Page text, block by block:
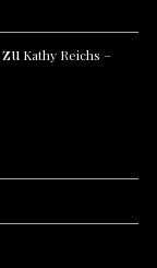
zu Kathy Reichs –